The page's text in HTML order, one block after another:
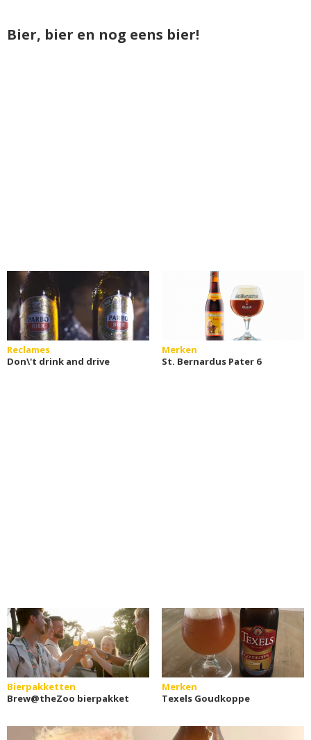
Bier, bier en nog eens bier!
Reclames
Don\'t drink and drive
Merken
St. Bernardus Pater 6
Bierpakketten
Brew@theZoo bierpakket
Merken
Texels Goudkoppe